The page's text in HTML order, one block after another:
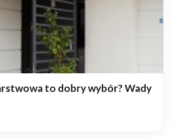
to dobry wybór? Wady